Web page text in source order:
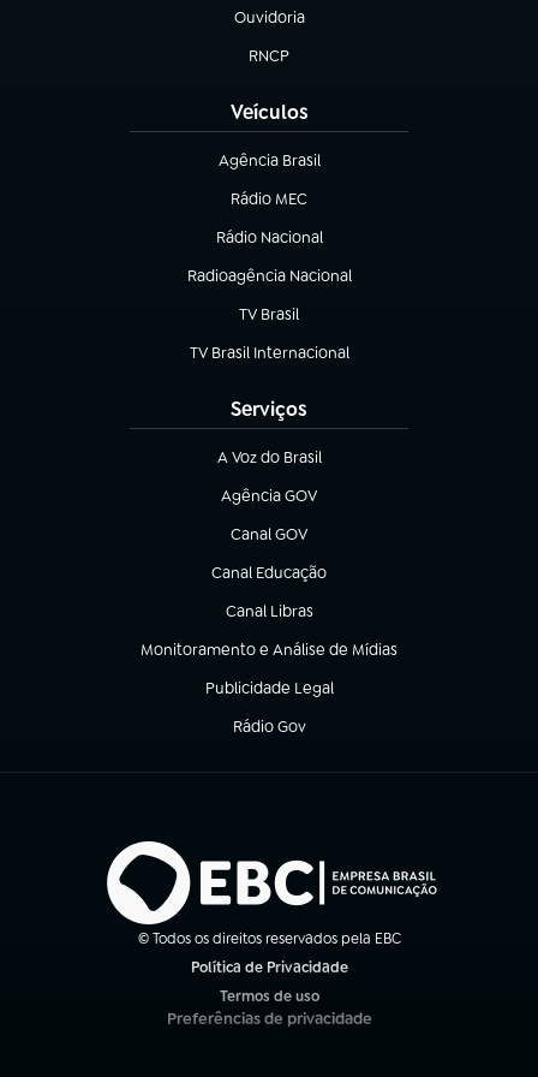
Ouvidoria
(abre em nova aba)
RNCP
(abre em nova aba)
Veículos
Agência Brasil
(abre em nova aba)
Rádio MEC
(abre em nova aba)
Rádio Nacional
Radioagência Nacional
(abre em nova aba)
TV Brasil
(abre em nova aba)
TV Brasil Internacional
(abre em nova aba)
Serviços
A Voz do Brasil
(abre em nova aba)
Agência GOV
(abre em nova aba)
Canal GOV
(abre em nova aba)
Canal Educação
(abre em nova aba)
Canal Libras
(abre em nova aba)
Monitoramento e Análise de Mídias
(abre em nova aba)
Publicidade Legal
(abre em nova aba)
Rádio Gov
(abre em nova aba)
© Todos os direitos reservados pela EBC
Política de Privacidade
Termos de uso
(abre em nova aba)
Preferências de privacidade